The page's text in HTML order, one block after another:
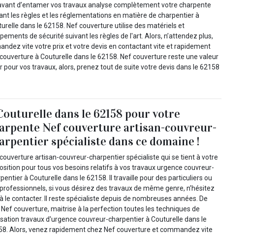
d’entamer vos travaux analyse complètement votre charpente
les règles et les réglementations en matière de charpentier à
dans le 62158. Nef couverture utilise des matériels et
de sécurité suivant les règles de l'art. Alors, n’attendez plus,
vite votre prix et votre devis en contactant vite et rapidement
à Couturelle dans le 62158. Nef couverture reste une valeur
pour vos travaux, alors, prenez tout de suite votre devis dans le 62158
dans le 62158 pour votre
Nef couverture artisan-couvreur-
spécialiste dans ce domaine !
artisan-couvreur-charpentier spécialiste qui se tient à votre
pour tous vos besoins relatifs à vos travaux urgence couvreur-
à Couturelle dans le 62158. Il travaille pour des particuliers ou
si vous désirez des travaux de même genre, n’hésitez
le contacter. Il reste spécialiste depuis de nombreuses années. De
Nef couverture, maitrise à la perfection toutes les techniques de
travaux d'urgence couvreur-charpentier à Couturelle dans le
Alors, venez rapidement chez Nef couverture et commandez vite